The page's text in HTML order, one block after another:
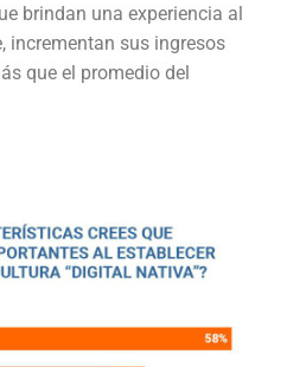
brindan una experiencia al
incrementan sus ingresos
que el promedio del